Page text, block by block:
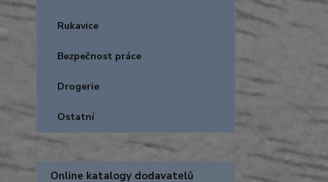
Rukavice
Bezpečnost práce
Drogerie
Ostatní
Online katalogy dodavatelů